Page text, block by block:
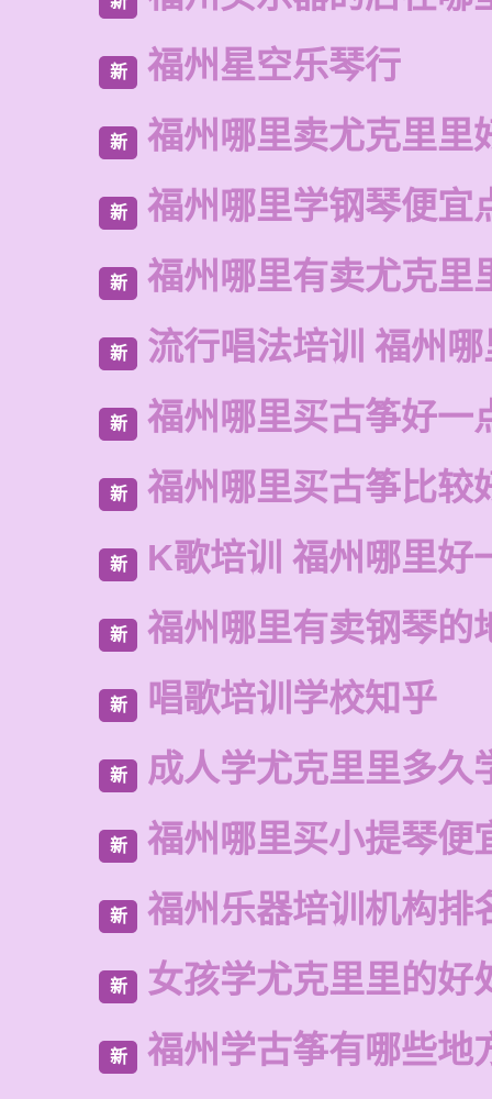
新 福州星空乐琴行
新 福州哪里卖尤克里里
新 福州哪里学钢琴便宜
新 福州哪里有卖尤克里
新 流行唱法培训 福州
新 福州哪里买古筝好一
新 福州哪里买古筝比较
新 K歌培训 福州哪里好
新 福州哪里有卖钢琴的
新 唱歌培训学校知乎
新 成人学尤克里里多久
新 福州哪里买小提琴便
新 福州乐器培训机构排
新 女孩学尤克里里的好
新 福州学古筝有哪些地